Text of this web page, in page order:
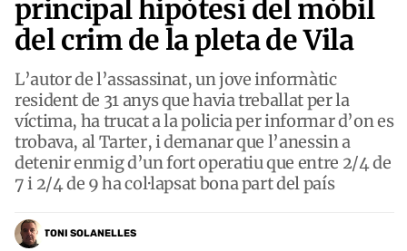
principal hipòtesi del mòbil
del crim de la pleta de Vila
L’autor de l’assassinat, un jove informàtic
resident de 31 anys que havia treballat per la
víctima, ha trucat a la policia per informar d’on es
trobava, al Tarter, i demanar que l’anessin a
detenir enmig d’un fort operatiu que entre 2/4 de
7 i 2/4 de 9 ha col·lapsat bona part del país
TONI SOLANELLES